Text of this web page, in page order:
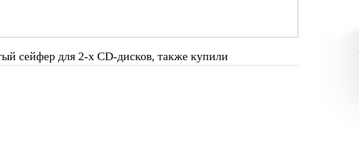
сейфер для 2-х CD-дисков, также купили